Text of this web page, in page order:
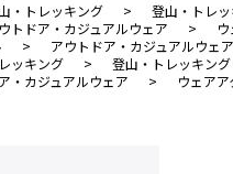
・トレッキング > 登山・トレ
トドア・カジュアルウェア >
> アウトドア・カジュアルウェア
ッキング > 登山・トレッキン
・カジュアルウェア > ウェア